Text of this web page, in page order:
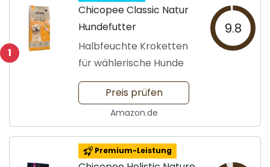
1
Chicopee Classic Natur
Hundefutter
Halbfeuchte Kroketten
für wählerische Hunde
9.8
Preis prüfen
Amazon.de
Premium-Leistung